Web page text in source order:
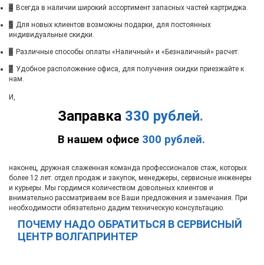
4 Всегда в наличии широкий ассортимент запасных частей картриджа.
5 Для новых клиентов возможны подарки, для постоянных
индивидуальные скидки.
6 Различные способы оплаты «Наличный» и «Безналичный» расчет.
7 Удобное расположение офиса, для получения скидки приезжайте к
нам.
Заправка 330 рублей.
В нашем офисе 300 рублей.
И,
наконец, дружная слаженная команда профессионалов стаж, которых
более 12 лет: отдел продаж и закупок, менеджеры, сервисные инженеры
и курьеры. Мы гордимся количеством довольных клиентов и
внимательно рассматриваем все Ваши предложения и замечания. При
необходимости обязательно дадим техническую консультацию.
ПОЧЕМУ НАДО ОБРАТИТЬСЯ В СЕРВИСНЫЙ
ЦЕНТР ВОЛГАПРИНТЕР